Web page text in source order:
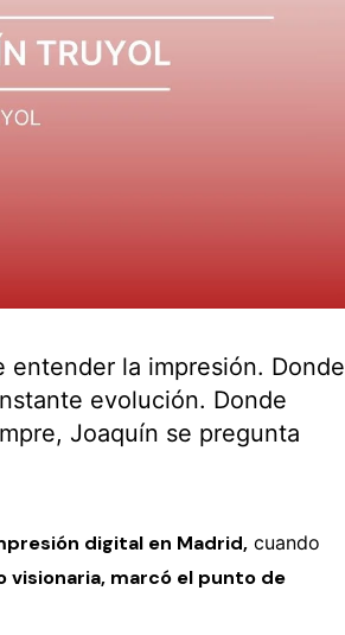
entender la impresión. Donde
evolución. Donde
Joaquín se pregunta
digital en Madrid, cuando
visionaria, marcó el punto de